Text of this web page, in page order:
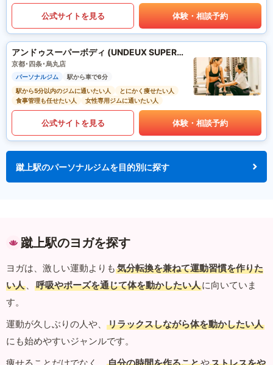
公式サイトを見る 体験・相談予約
アンドゥスーパーボディ (UNDEUX SUPERBODY)
京都･四条･烏丸店
パーソナルジム
駅から車で6分
駅から5分以内のジムに通いたい人
とにかく痩せたい人
食事管理も任せたい人
女性専用ジムに通いたい人
公式サイトを見る 体験・相談予約
蹴上駅のパーソナルジムを目的別に探す
蹴上駅のヨガを探す
ヨガは、激しい運動よりも 気分転換を兼ねて運動習慣を作りた
い人 、 呼吸やポーズを通じて体を動かしたい人に向いていま
す。
運動が久しぶりの人や、
リラックスしながら体を動かしたい人
にも始めやすいジャンルです。